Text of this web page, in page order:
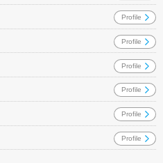
Profile
Profile
Profile
Profile
Profile
Profile